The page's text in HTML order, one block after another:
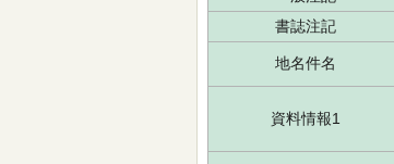
書誌注記
地名件名
資料情報1